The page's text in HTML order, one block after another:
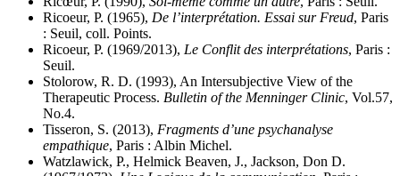
Ricoeur, P. (1965), De l’interprétation. Essai sur Freud, Paris
: Seuil, coll. Points.
Ricoeur, P. (1969/2013), Le Conflit des interprétations, Paris :
Seuil.
Stolorow, R. D. (1993), An Intersubjective View of the
Therapeutic Process. Bulletin of the Menninger Clinic, Vol.57,
No.4.
Tisseron, S. (2013), Fragments d’une psychanalyse
empathique, Paris : Albin Michel.
Watzlawick, P., Helmick Beaven, J., Jackson, Don D.